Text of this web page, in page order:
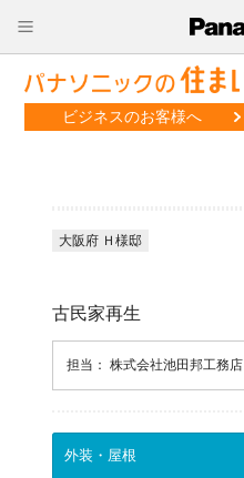
ビジネスのお客様へ
大阪府 Ｈ様邸
古民家再生
担当： 株式会社池田邦工務店